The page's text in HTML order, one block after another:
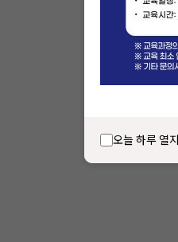
오늘 하루 열